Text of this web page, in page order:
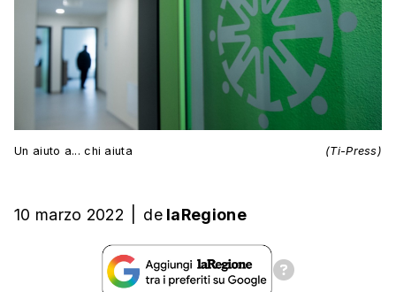
Un aiuto a... chi aiuta (Ti-Press)
10 marzo 2022 de laRegione